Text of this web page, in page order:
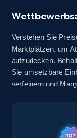
eBay
URL, Product
Seller reviews,
Verstehen Sie
Marktplätzen, um
aufzudecken.
Sie umsetzbare
verfeinern und